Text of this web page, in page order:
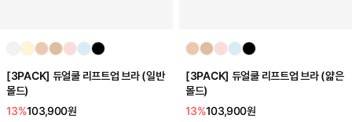
[3PACK] 듀얼쿨 리프트업 브라 (일반
몰드)
13%103,900원
[3PACK] 듀얼쿨 리프트업 브라 (얇은
몰드)
13%103,900원